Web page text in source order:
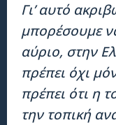
Γι’ αυτό
μπορέσουμε
αύριο, στην
πρέπει όχι
πρέπει ότι η
την τοπική